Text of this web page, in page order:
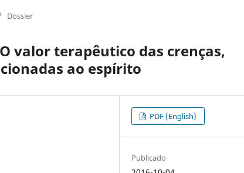
Dossier
valor terapêutico das crenças,
ao espírito
PDF (English)
Publicado